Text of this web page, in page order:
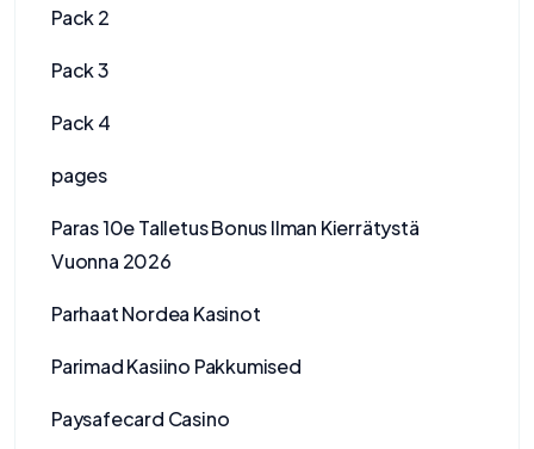
Pack 2
Pack 3
Pack 4
pages
Paras 10e Talletus Bonus Ilman Kierrätystä
Vuonna 2026
Parhaat Nordea Kasinot
Parimad Kasiino Pakkumised
Paysafecard Casino